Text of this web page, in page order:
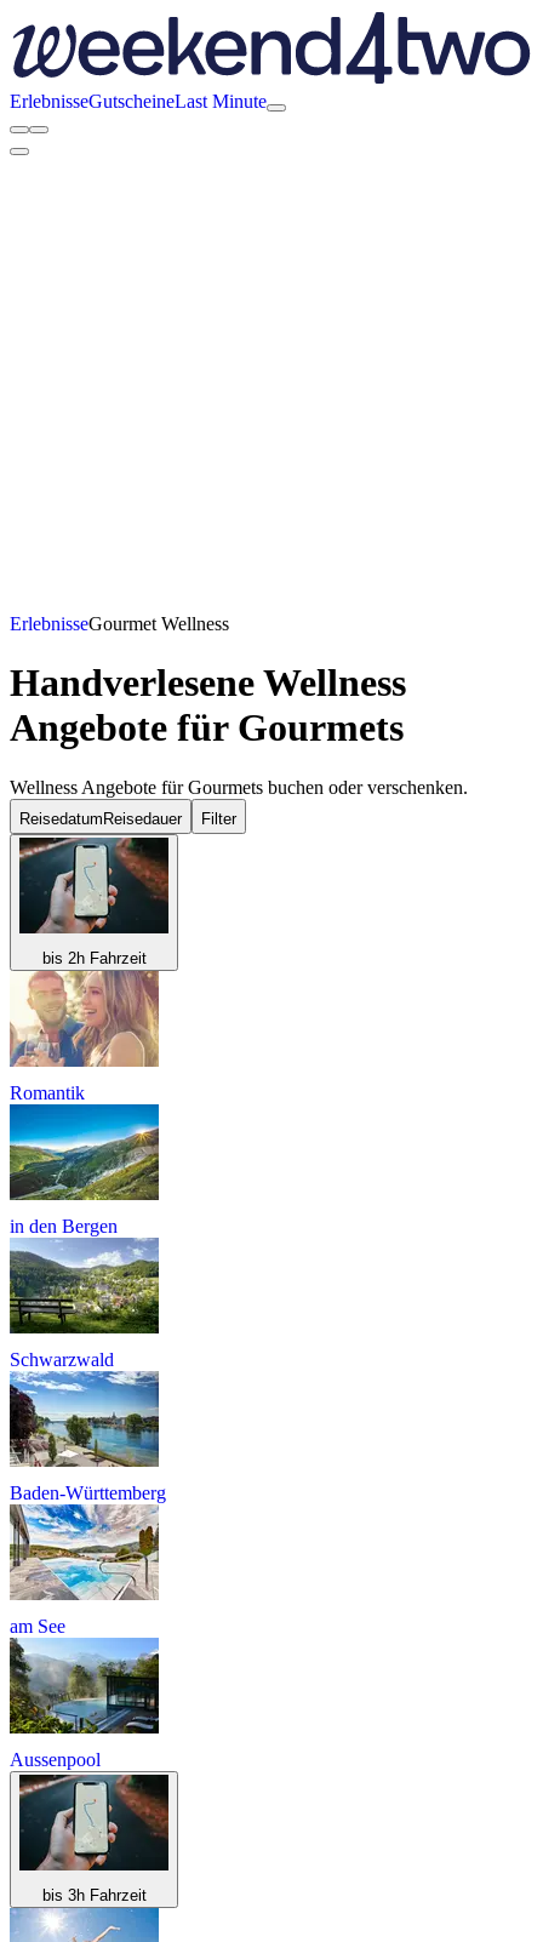
ErlebnisseGutscheineLast Minute
ErlebnisseGourmet Wellness
Handverlesene Wellness
Angebote für Gourmets
Wellness Angebote für Gourmets buchen oder verschenken.
Reisedatum Reisedauer Filter
bis 2h Fahrzeit
Romantik
in den Bergen
Schwarzwald
Baden-Württemberg
am See
Aussenpool
bis 3h Fahrzeit